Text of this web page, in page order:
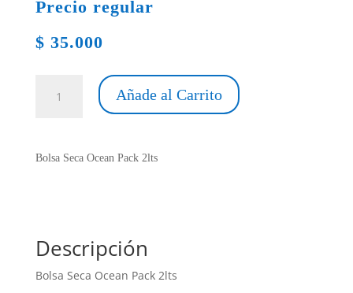
Precio regular
$ 35.000
2lts
Añade al Carrito
Bolsa Seca Ocean Pack 2lts
Descripción
Bolsa Seca Ocean Pack 2lts